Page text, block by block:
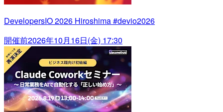
DevelopersIO 2026 Hiroshima #devio2026
開催前2026年10月16日(金) 17:30